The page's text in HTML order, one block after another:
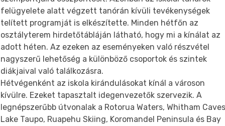
felügyelete alatt végzett tanórán kívüli tevékenységek
telített programját is elkészítette. Minden hétfőn az
osztályterem hirdetőtábláján látható, hogy mi a kínálat az
adott héten. Az ezeken az eseményeken való részvétel
nagyszerű lehetőség a különböző csoportok és szintek
diákjaival való találkozásra.
Hétvégenként az iskola kirándulásokat kínál a városon
kívülre. Ezeket tapasztalt idegenvezetők szervezik. A
legnépszerűbb útvonalak a Rotorua Waters, Whitham
Lake Taupo, Ruapehu Skiing, Koromandel Peninsula és Bay